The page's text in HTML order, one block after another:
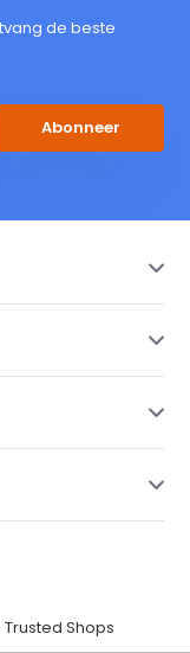
de beste
Abonneer
Shops